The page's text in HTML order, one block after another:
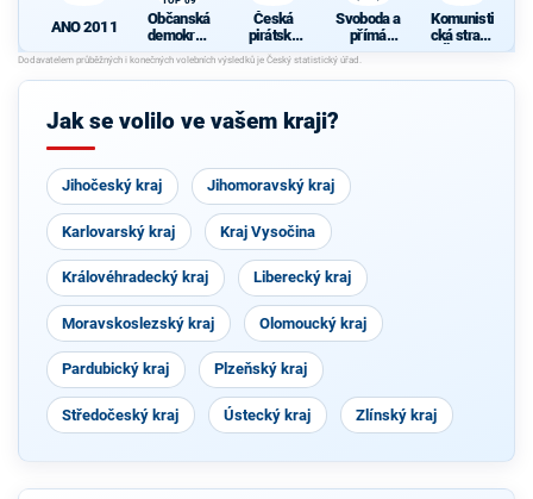
ANO 2011
Občanská
demokrati
cká strana
s podporou
TOP 09
Česká
pirátská
strana
Svoboda a
přímá
demokraci
e (SPD)
Komunisti
cká strana
Čech a
Jak se volilo ve vašem kraji?
Jihočeský kraj Jihomoravský kraj
Karlovarský kraj Kraj Vysočina
Královéhradecký kraj Liberecký kraj
Moravskoslezský kraj Olomoucký kraj
Pardubický kraj Plzeňský kraj
Středočeský kraj Ústecký kraj Zlínský kraj